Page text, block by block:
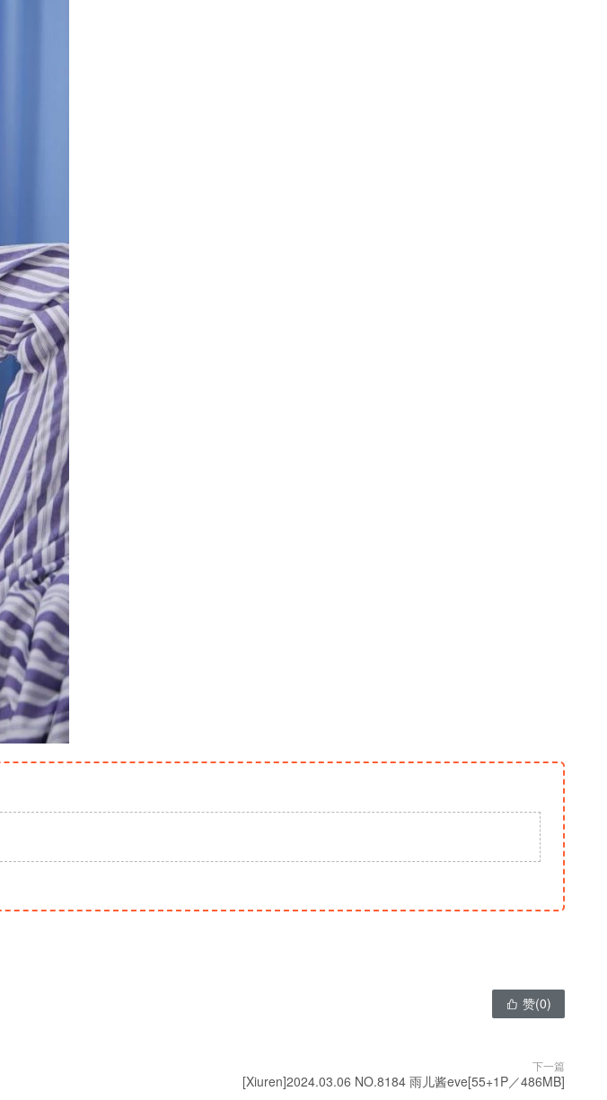
 赞(0)
下一篇
[Xiuren]2024.03.06 NO.8184 雨儿酱eve[55+1P／486MB]